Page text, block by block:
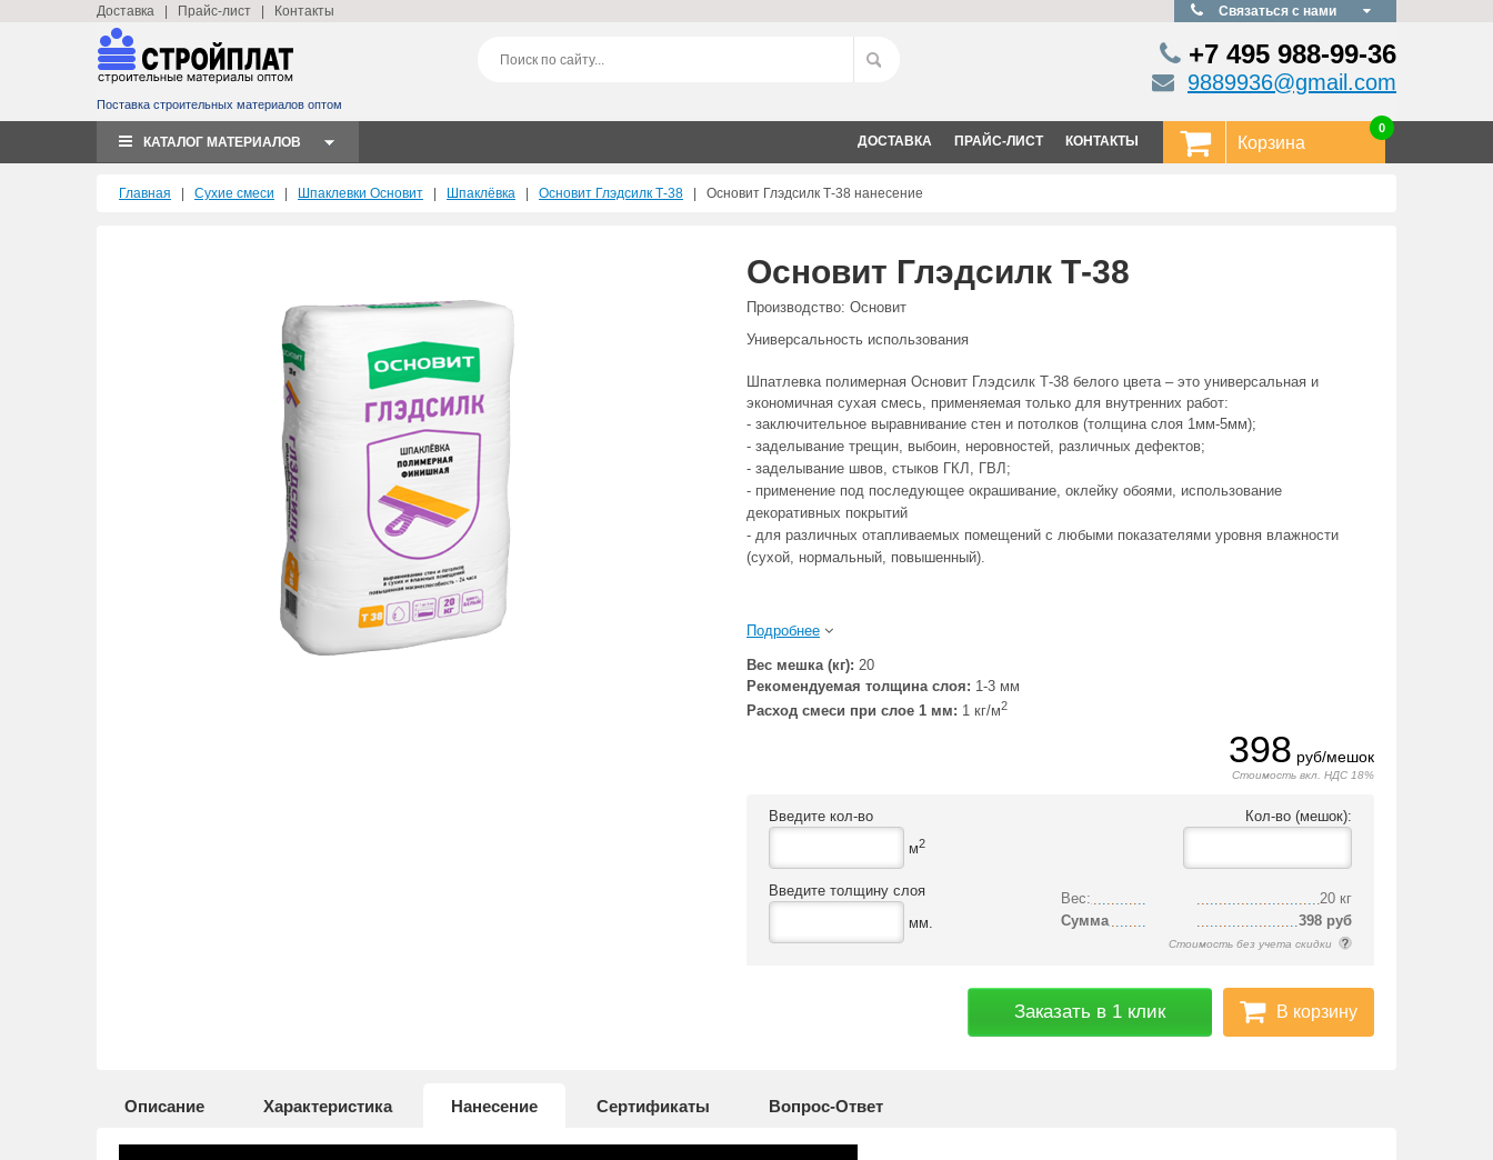
Доставка Прайс-лист Контакты Связаться с нами
Поставка строительных материалов оптом
+7 495 988-99-36
9889936@gmail.com
КАТАЛОГ МАТЕРИАЛОВ ДОСТАВКА ПРАЙС-ЛИСТ КОНТАКТЫ Корзина
0
Главная Сухие смеси Шпаклевки Основит Шпаклёвка Основит Глэдсилк Т-38 | Основит Глэдсилк Т-38 нанесение
Основит Глэдсилк Т-38
Производство: Основит
Универсальность использования
Шпатлевка полимерная Основит Глэдсилк Т-38 белого цвета – это универсальная и
экономичная сухая смесь, применяемая только для внутренних работ:
- заключительное выравнивание стен и потолков (толщина слоя 1мм-5мм);
- заделывание трещин, выбоин, неровностей, различных дефектов;
- заделывание швов, стыков ГКЛ, ГВЛ;
- применение под последующее окрашивание, оклейку обоями, использование
декоративных покрытий
- для различных отапливаемых помещений с любыми показателями уровня влажности
(сухой, нормальный, повышенный).
Подробнее
Вес мешка (кг): 20
Рекомендуемая толщина слоя: 1-3 мм
Расход смеси при слое 1 мм: 1 кг/м2
398 руб/мешок
Стоимость вкл. НДС 18%
Введите кол-во
м2
Введите толщину слоя
мм.
Кол-во (мешок):
Вес:
20 кг
Сумма
398 руб
Стоимость без учета скидки
В корзину
Описание Характеристика Нанесение Сертификаты Вопрос-Ответ